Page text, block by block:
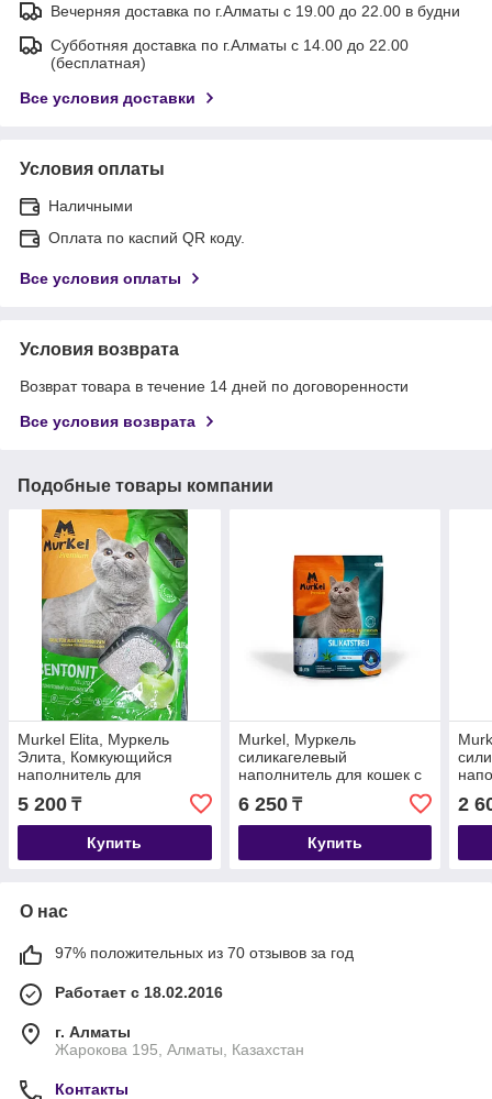
Вечерняя доставка по г.Алматы с 19.00 до 22.00 в будни
Субботняя доставка по г.Алматы с 14.00 до 22.00
(бесплатная)
Все условия доставки
Условия оплаты
Наличными
Оплата по каспий QR коду.
Все условия оплаты
Условия возврата
Возврат товара в течение 14 дней по договоренности
Все условия возврата
Подобные товары компании
Murkel Elita, Муркель
Элита, Комкующийся
наполнитель для
кошачьего туалета с
ароматом яблока, уп. 10л
(8 кг.)
5 200 ₸
Купить
Murkel, Муркель
силикагелевый
наполнитель для кошек с
ароматом алоэ вера, уп.
10л (4,5кг)
6 250₸
Купить
2
О нас
97% положительных из 70 отзывов за год
Работает с 18.02.2016
г. Алматы
Жарокова 195, Алматы, Казахстан
Контакты